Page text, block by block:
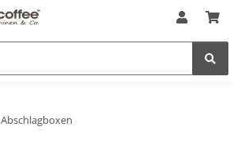
Abschlagboxen